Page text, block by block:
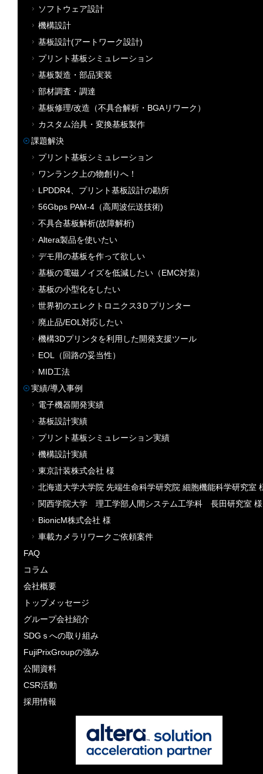
ソフトウェア設計
機構設計
基板設計(アートワーク設計)
プリント基板シミュレーション
基板製造・部品実装
部材調査・調達
基板修理/改造（不具合解析・BGAリワーク）
カスタム治具・変換基板製作
課題解決
プリント基板シミュレーション
ワンランク上の物創りへ！
LPDDR4、プリント基板設計の勘所
56Gbps PAM-4（高周波伝送技術)
不具合基板解析(故障解析)
Altera製品を使いたい
デモ用の基板を作って欲しい
基板の電磁ノイズを低減したい（EMC対策）
基板の小型化をしたい
世界初のエレクトロニクス3Ｄプリンター
廃止品/EOL対応したい
機構3Dプリンタを利用した開発支援ツール
EOL（回路の妥当性）
MID工法
実績/導入事例
電子機器開発実績
基板設計実績
プリント基板シミュレーション実績
機構設計実績
東京計装株式会社 様
北海道大学大学院 先端生命科学研究院 細胞機能科学研究室
関西学院大学 理工学部人間システム工学科 長田研究室 様
BionicM株式会社 様
車載カメラリワークご依頼案件
FAQ
コラム
会社概要
トップメッセージ
グループ会社紹介
SDGｓへの取り組み
FujiPrixGroupの強み
公開資料
CSR活動
採用情報